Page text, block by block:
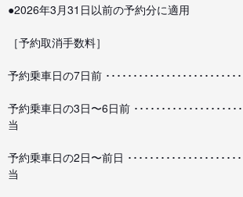
●2026年3月31日以前の予約分に適用
［予約取消手数料］
予約乗車日の7日前 ･･･････････････････････
予約乗車日の3日〜6日前 ･･････････････････
当
予約乗車日の2日〜前日 ･･･････････････････
当